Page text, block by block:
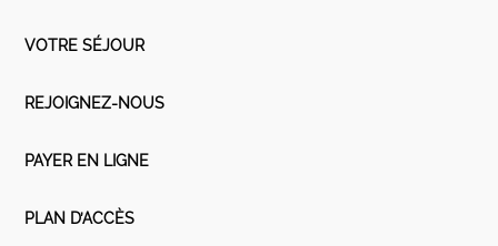
VOTRE SÉJOUR
REJOIGNEZ-NOUS
PAYER EN LIGNE
PLAN D’ACCÈS